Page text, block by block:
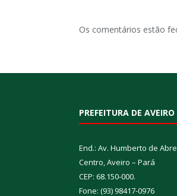
Os comentários estão
PREFEITURA DE AVEIRO
End.: Av. Humberto de
Centro, Aveiro – Pará
CEP: 68.150-000.
Fone: (93) 98417-0976